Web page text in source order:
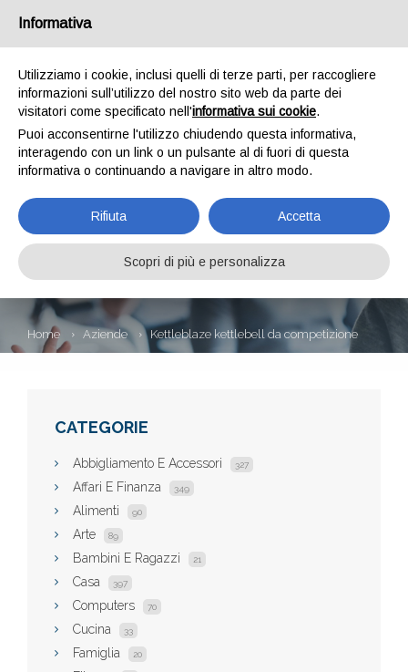
KETTLEBLAZE
KETTLEBELL DA
COMPETIZIONE
Home Aziende Kettleblaze kettlebell da competizione
CATEGORIE
Abbigliamento E Accessori 327
Affari E Finanza 349
Alimenti 90
Arte 89
Bambini E Ragazzi 21
Casa 397
Computers 70
Cucina 33
Famiglia 20
Informativa
Utilizziamo i cookie, inclusi quelli di terze parti, per raccogliere
informazioni sull’utilizzo del nostro sito web da parte dei
visitatori come specificato nell'informativa sui cookie.
Puoi acconsentirne l'utilizzo chiudendo questa informativa,
interagendo con un link o un pulsante al di fuori di questa
informativa o continuando a navigare in altro modo.
Rifiuta Accetta
Scopri di più e personalizza